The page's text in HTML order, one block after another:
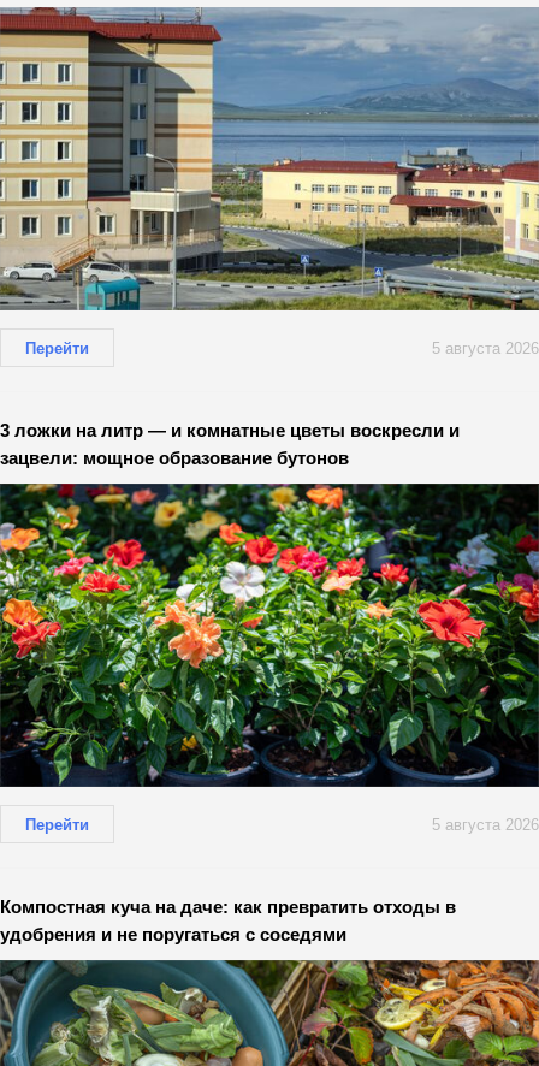
Перейти 5 августа 2026
3 ложки на литр — и комнатные цветы воскресли и
зацвели: мощное образование бутонов
Перейти 5 августа 2026
Компостная куча на даче: как превратить отходы в
удобрения и не поругаться с соседями